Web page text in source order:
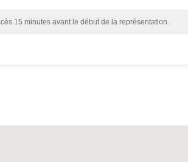
15 minutes avant le début de la représentation.